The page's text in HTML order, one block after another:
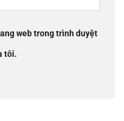
web trong trình duyệt
tôi.